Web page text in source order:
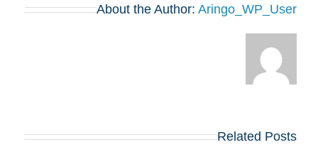
About the Author: Aringo_WP_User
Related Posts